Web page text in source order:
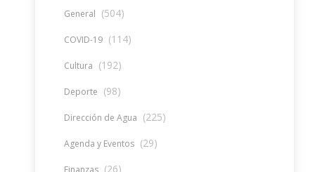
General (504)
COVID-19 (114)
Cultura (192)
Deporte (98)
Dirección de Agua (225)
Agenda y Eventos (29)
Finanzas (26)